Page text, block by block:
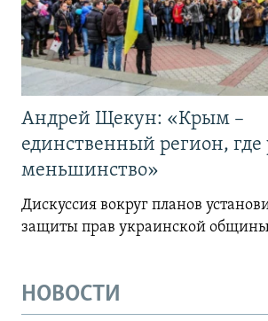
Андрей Щекун: «Крым –
единственный регион,
меньшинство»
Дискуссия вокруг планов
защиты прав украинской
НОВОСТИ